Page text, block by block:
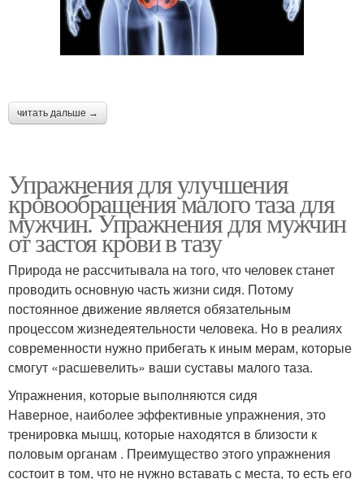
читать дальше →
Упражнения для улучшения
кровообращения малого таза для
мужчин. Упражнения для мужчин
от застоя крови в тазу
Природа не рассчитывала на того, что человек станет
проводить основную часть жизни сидя. Потому
постоянное движение является обязательным
процессом жизнедеятельности человека. Но в реалиях
современности нужно прибегать к иным мерам, которые
смогут «расшевелить» ваши суставы малого таза.
Упражнения, которые выполняются сидя
Наверное, наиболее эффективные упражнения, это
тренировка мышц, которые находятся в близости к
половым органам . Преимущество этого упражнения
состоит в том, что не нужно вставать с места, то есть его